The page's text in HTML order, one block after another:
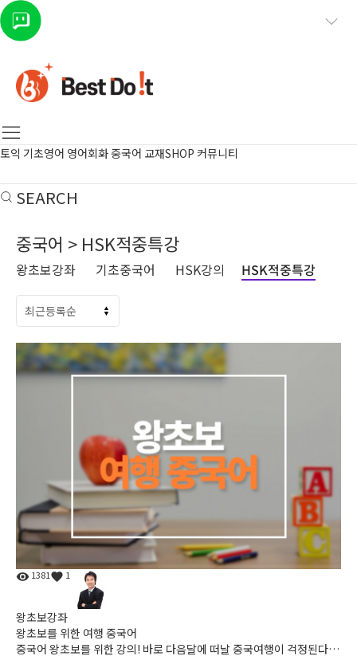
토익 기초영어 영어회화중국어 교재SHOP 커뮤니티
SEARCH
중국어 > HSK적중특강
왕초보강좌 기초중국어 HSK강의 HSK적중특강
1381 1
왕초보강좌
왕초보를 위한 여행 중국어
중국어 왕초보를 위한 강의! 바로 다음달에 떠날 중국여행이 걱정된다